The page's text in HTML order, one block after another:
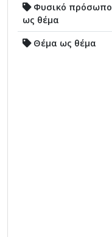
Φυσικό πρόσωπο
ως θέμα
Θέμα ως θέμα